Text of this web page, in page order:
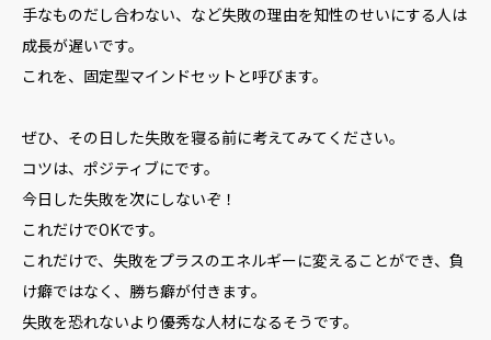
手なものだし合わない、など失敗の理由を知性のせいにする人は
成長が遅いです。
これを、固定型マインドセットと呼びます。
ぜひ、その日した失敗を寝る前に考えてみてください。
コツは、ポジティブにです。
今日した失敗を次にしないぞ！
これだけでOKです。
これだけで、失敗をプラスのエネルギーに変えることができ、負
け癖ではなく、勝ち癖が付きます。
失敗を恐れないより優秀な人材になるそうです。